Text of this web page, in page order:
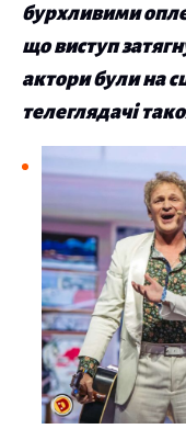
бурхливими
що виступ
актори були на
телеглядачі